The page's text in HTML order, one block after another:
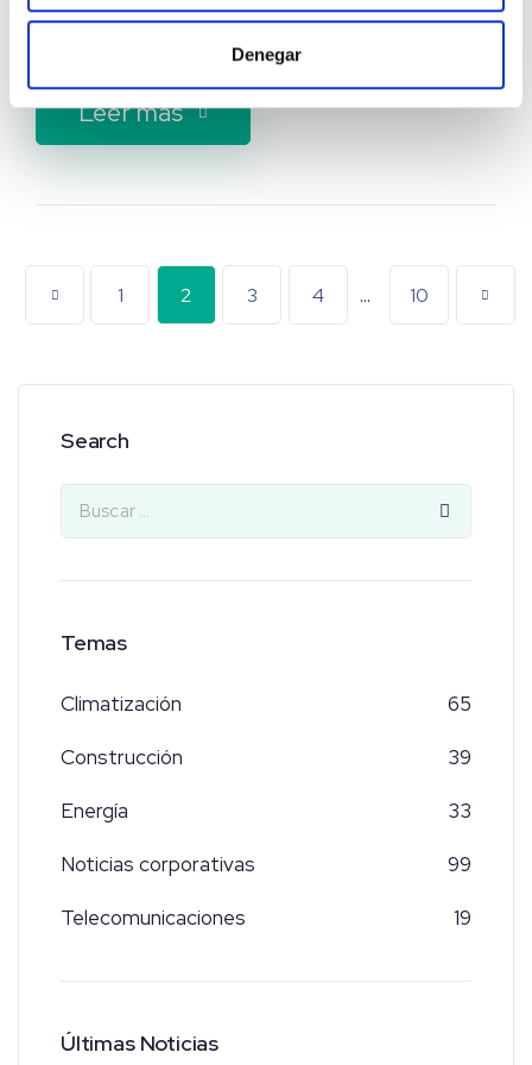
Denegar
Leer más
1 2 3 4 ... 10
Search
Temas
Climatización 65
Construcción 39
Energía 33
Noticias corporativas 99
Telecomunicaciones 19
Últimas Noticias